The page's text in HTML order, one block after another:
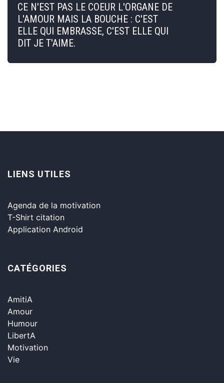
CE N'EST PAS LE COEUR L'ORGANE DE
L'AMOUR MAIS LA BOUCHE : C'EST
ELLE QUI EMBRASSE, C'EST ELLE QUI
DIT JE T'AIME.
LIENS UTILES
Agenda de la motivation
T-Shirt citation
Application Android
CATÉGORIES
AmitiA
Amour
Humour
LibertA
Motivation
Vie